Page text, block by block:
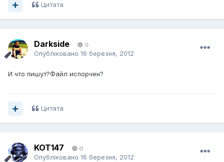
Цитата
Darkside 0
Опубліковано 16 березня, 2012
И что пишут?Файл испорчен?
Цитата
KOT147 0
Опубліковано 16 березня, 2012